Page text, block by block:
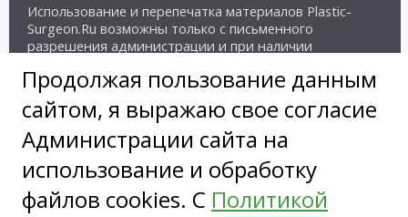
Продолжая пользование данным
сайтом, я выражаю свое согласие
Администрации сайта на
использование и обработку
файлов cookies. С Политикой
Использование и перепечатка материалов Plastic-
Surgeon.Ru возможны только с письменного
разрешения администрации и при наличии
Copyright ©